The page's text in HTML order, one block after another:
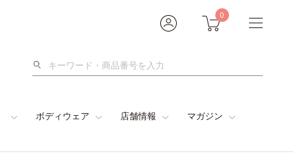
0
検
ボディウェア 店舗情報 マガジン